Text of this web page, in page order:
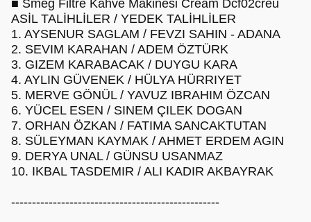
■ Smeg Filtre Kahve Makinesi Cream Dcf02creu
ASİL TALİHLİLER / YEDEK TALİHLİLER
1. AYSENUR SAGLAM / FEVZI SAHIN - ADANA
2. SEVIM KARAHAN / ADEM ÖZTÜRK
3. GIZEM KARABACAK / DUYGU KARA
4. AYLIN GÜVENEK / HÜLYA HÜRRIYET
5. MERVE GÖNÜL / YAVUZ IBRAHIM ÖZCAN
6. YÜCEL ESEN / SINEM ÇILEK DOGAN
7. ORHAN ÖZKAN / FATIMA SANCAKTUTAN
8. SÜLEYMAN KAYMAK / AHMET ERDEM AGIN
9. DERYA UNAL / GÜNSU USANMAZ
10. IKBAL TASDEMIR / ALI KADIR AKBAYRAK
--------------------------------------------------